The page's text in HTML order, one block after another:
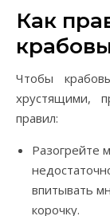
Как
Чтобы
хрустящими,
правил:
Разогрейте
впитывать
корочку.